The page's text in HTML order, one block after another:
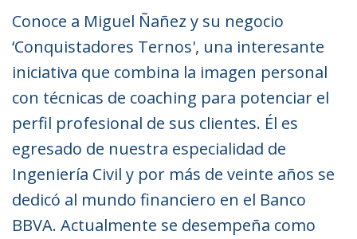
Conoce a Miguel Ñañez y su negocio
‘Conquistadores Ternos', una interesante
iniciativa que combina la imagen personal
con técnicas de coaching para potenciar el
perfil profesional de sus clientes. Él es
egresado de nuestra especialidad de
Ingeniería Civil y por más de veinte años se
dedicó al mundo financiero en el Banco
BBVA. Actualmente se desempeña como